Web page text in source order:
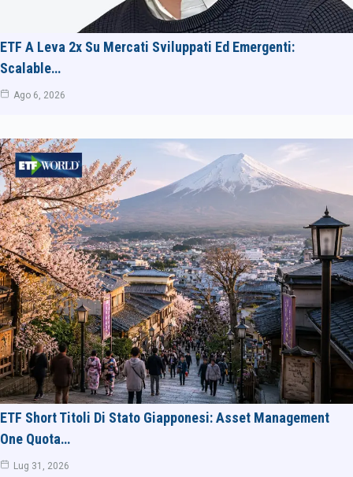
ETF A Leva 2x Su Mercati Sviluppati Ed Emergenti:
Scalable…
Ago 6, 2026
ETF Short Titoli Di Stato Giapponesi: Asset Management
One Quota…
Lug 31, 2026